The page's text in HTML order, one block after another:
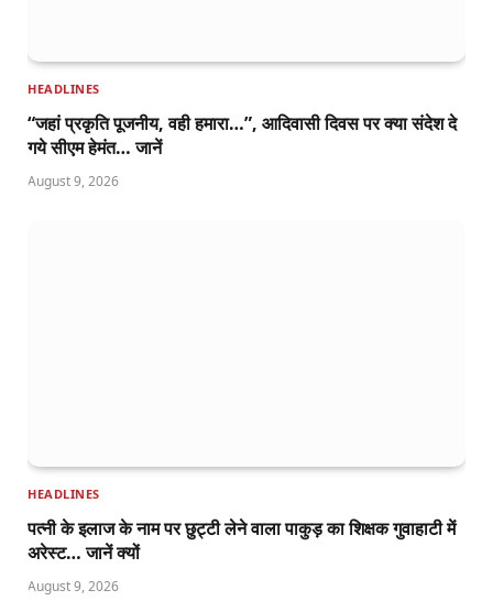
HEADLINES
“जहां प्रकृति पूजनीय, वही हमारा…”, आदिवासी दिवस पर क्या संदेश दे
गये सीएम हेमंत… जानें
August 9, 2026
HEADLINES
पत्नी के इलाज के नाम पर छुट्टी लेने वाला पाकुड़ का शिक्षक गुवाहाटी में
अरेस्ट… जानें क्यों
August 9, 2026